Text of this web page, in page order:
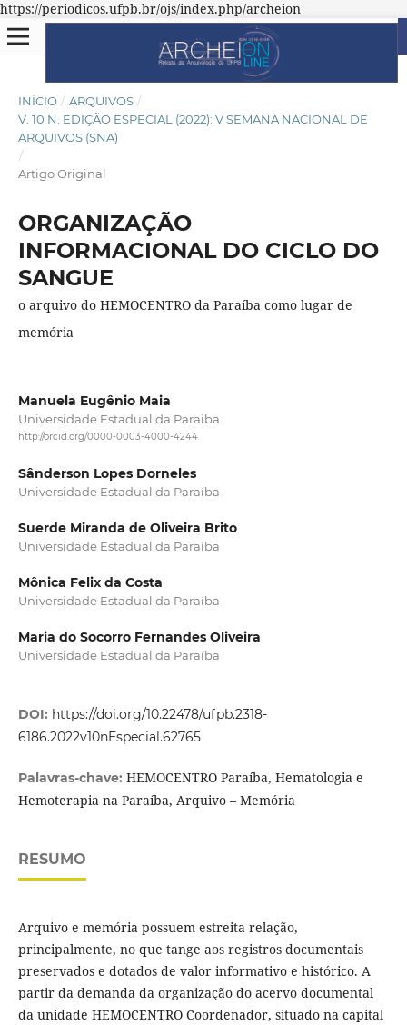
https://periodicos.ufpb.br/ojs/index.php/archeion
INÍCIO / ARQUIVOS /
V. 10 N. EDIÇÃO ESPECIAL (2022): V SEMANA NACIONAL DE
ARQUIVOS (SNA)
/
Artigo Original
ORGANIZAÇÃO
INFORMACIONAL DO CICLO DO
SANGUE
o arquivo do HEMOCENTRO da Paraíba como lugar de
memória
Manuela Eugênio Maia
Universidade Estadual da Paraiba
http://orcid.org/0000-0003-4000-4244
Sânderson Lopes Dorneles
Universidade Estadual da Paraíba
Suerde Miranda de Oliveira Brito
Universidade Estadual da Paraíba
Mônica Felix da Costa
Universidade Estadual da Paraíba
Maria do Socorro Fernandes Oliveira
Universidade Estadual da Paraíba
DOI: https://doi.org/10.22478/ufpb.2318-
6186.2022v10nEspecial.62765
Palavras-chave: HEMOCENTRO Paraíba, Hematologia e
Hemoterapia na Paraíba, Arquivo – Memória
RESUMO
Arquivo e memória possuem estreita relação,
principalmente, no que tange aos registros documentais
preservados e dotados de valor informativo e histórico. A
partir da demanda da organização do acervo documental
da unidade HEMOCENTRO Coordenador, situado na capital